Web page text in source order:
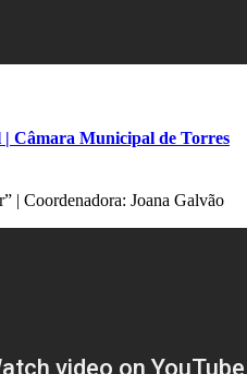
| Câmara Municipal de Torres
| Coordenadora: Joana Galvão